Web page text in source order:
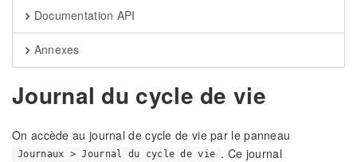
Documentation API
Annexes
Journal du cycle de vie
On accède au journal de cycle de vie par le panneau
Journaux > Journal du cycle de vie . Ce journal